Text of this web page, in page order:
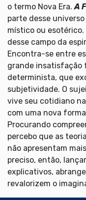
o termo Nova Era.A
parte desse
místico ou
desse campo da
Encontra-se entre
grande insatisfação
determinista, que
subjetividade. O
vive seu cotidiano
com uma nova
Procurando
percebo que as
não apresentam
preciso, então,
explicativos,
revalorizem o